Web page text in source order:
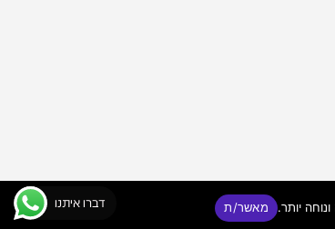
דברו איתנו מאשר/ת